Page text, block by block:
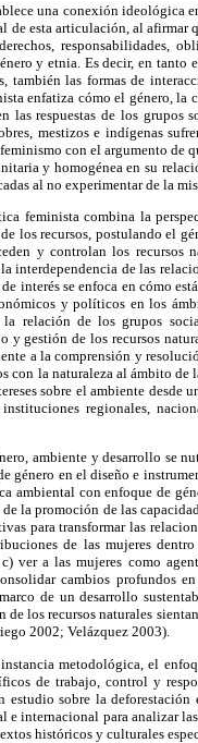
una conexión ideológica
de esta articulación, al afirmar
responsabilidades,
y etnia. Es decir, en
también las formas de
enfatiza cómo el género, la
las respuestas de los grupos
mestizos e indígenas
con el argumento de
y homogénea en su
al no experimentar de la
feminista combina la
los recursos, postulando el
y controlan los recursos
interdependencia de las
interés se enfoca en cómo
y políticos en los
la relación de los grupos
y gestión de los recursos
a la comprensión y
con la naturaleza al ámbito
sobre el ambiente
regionales,
ambiente y desarrollo se
género en el diseño e
ambiental con enfoque de
la promoción de las
para transformar las
de las mujeres
ver a las mujeres como
cambios profundos
de un desarrollo
de los recursos naturales
2002; Velázquez 2003).
metodológica, el
de trabajo, control y
sobre la deforestación
e internacional para analizar
históricos y culturales